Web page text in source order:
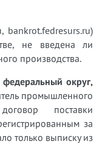
bankrot.fedresurs.ru)
не введена ли
производства.
округ,
промышленного
поставки
за
только выписку из